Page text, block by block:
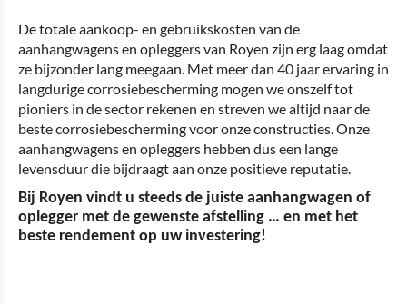
De totale aankoop- en gebruikskosten van de
aanhangwagens en opleggers van Royen zijn erg laag omdat
ze bijzonder lang meegaan. Met meer dan 40 jaar ervaring in
langdurige corrosiebescherming mogen we onszelf tot
pioniers in de sector rekenen en streven we altijd naar de
beste corrosiebescherming voor onze constructies. Onze
aanhangwagens en opleggers hebben dus een lange
levensduur die bijdraagt aan onze positieve reputatie.
Bij Royen vindt u steeds de juiste aanhangwagen of
oplegger met de gewenste afstelling … en met het
beste rendement op uw investering!